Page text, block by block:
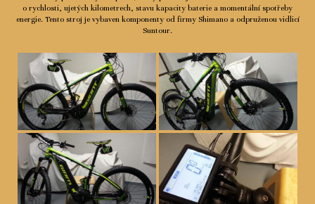
Ceník
Kontakty
o rychlosti, ujetých kilometrech, stavu kapacity baterie a momentální spotřeby
energie. Tento stroj je vybaven komponenty od firmy Shimano a odpruženou vidlicí
Suntour.